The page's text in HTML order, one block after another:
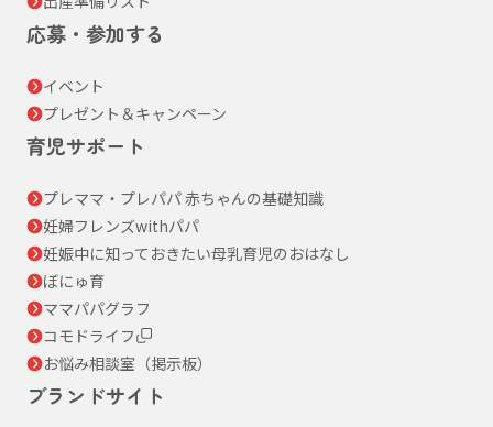
応募・参加する
イベント
プレゼント＆キャンペーン
育児サポート
プレママ・プレパパ 赤ちゃんの基礎知識
妊婦フレンズwithパパ
妊娠中に知っておきたい母乳育児のおはなし
ぼにゅ育
ママパパグラフ
コモドライフ
お悩み相談室（掲示板）
ブランドサイト